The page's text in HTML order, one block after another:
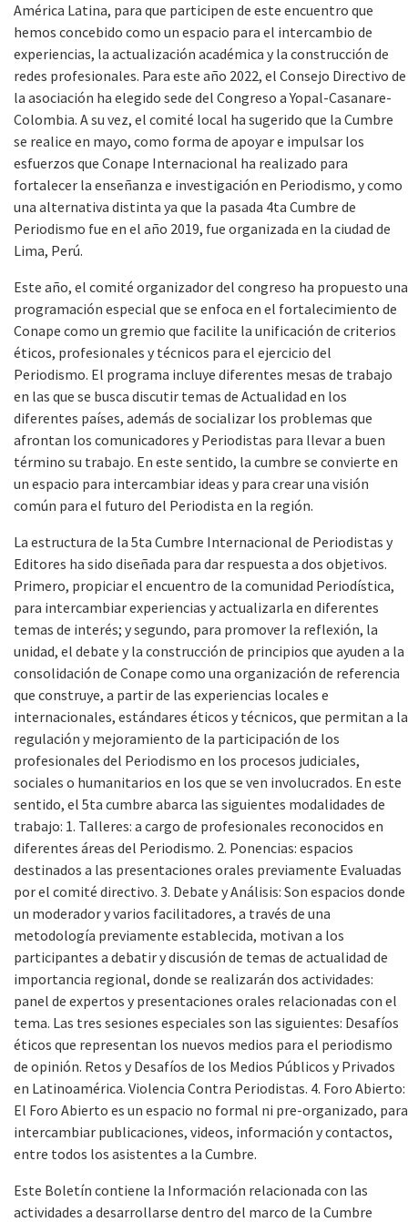
América Latina, para que participen de este encuentro que
hemos concebido como un espacio para el intercambio de
experiencias, la actualización académica y la construcción de
redes profesionales. Para este año 2022, el Consejo Directivo de
la asociación ha elegido sede del Congreso a Yopal-Casanare-
Colombia. A su vez, el comité local ha sugerido que la Cumbre
se realice en mayo, como forma de apoyar e impulsar los
esfuerzos que Conape Internacional ha realizado para
fortalecer la enseñanza e investigación en Periodismo, y como
una alternativa distinta ya que la pasada 4ta Cumbre de
Periodismo fue en el año 2019, fue organizada en la ciudad de
Lima, Perú.
Este año, el comité organizador del congreso ha propuesto una
programación especial que se enfoca en el fortalecimiento de
Conape como un gremio que facilite la unificación de criterios
éticos, profesionales y técnicos para el ejercicio del
Periodismo. El programa incluye diferentes mesas de trabajo
en las que se busca discutir temas de Actualidad en los
diferentes países, además de socializar los problemas que
afrontan los comunicadores y Periodistas para llevar a buen
término su trabajo. En este sentido, la cumbre se convierte en
un espacio para intercambiar ideas y para crear una visión
común para el futuro del Periodista en la región.
La estructura de la 5ta Cumbre Internacional de Periodistas y
Editores ha sido diseñada para dar respuesta a dos objetivos.
Primero, propiciar el encuentro de la comunidad Periodística,
para intercambiar experiencias y actualizarla en diferentes
temas de interés; y segundo, para promover la reflexión, la
unidad, el debate y la construcción de principios que ayuden a la
consolidación de Conape como una organización de referencia
que construye, a partir de las experiencias locales e
internacionales, estándares éticos y técnicos, que permitan a la
regulación y mejoramiento de la participación de los
profesionales del Periodismo en los procesos judiciales,
sociales o humanitarios en los que se ven involucrados. En este
sentido, el 5ta cumbre abarca las siguientes modalidades de
trabajo: 1. Talleres: a cargo de profesionales reconocidos en
diferentes áreas del Periodismo. 2. Ponencias: espacios
destinados a las presentaciones orales previamente Evaluadas
por el comité directivo. 3. Debate y Análisis: Son espacios donde
un moderador y varios facilitadores, a través de una
metodología previamente establecida, motivan a los
participantes a debatir y discusión de temas de actualidad de
importancia regional, donde se realizarán dos actividades:
panel de expertos y presentaciones orales relacionadas con el
tema. Las tres sesiones especiales son las siguientes: Desafíos
éticos que representan los nuevos medios para el periodismo
de opinión. Retos y Desafíos de los Medios Públicos y Privados
en Latinoamérica. Violencia Contra Periodistas. 4. Foro Abierto:
El Foro Abierto es un espacio no formal ni pre-organizado, para
intercambiar publicaciones, videos, información y contactos,
entre todos los asistentes a la Cumbre.
Este Boletín contiene la Información relacionada con las
actividades a desarrollarse dentro del marco de la Cumbre